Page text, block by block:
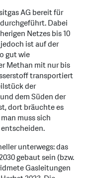
AG bereit für
Dabei
Netzes bis 10
ist auf der
gut wie
Methan mit nur bis
transportiert
der
dem Süden der
dort bräuchte es
muss sich
unterwegs: das
gebaut sein (bzw.
Gasleitungen